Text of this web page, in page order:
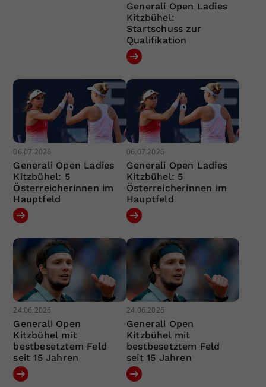
Generali Open Ladies
Kitzbühel:
Startschuss zur
Qualifikation
06.07.2026
Generali Open Ladies
Kitzbühel: 5
Österreicherinnen im
Hauptfeld
06.07.2026
Generali Open Ladies
Kitzbühel: 5
Österreicherinnen im
Hauptfeld
24.06.2026
Generali Open
Kitzbühel mit
bestbesetztem Feld
seit 15 Jahren
24.06.2026
Generali Open
Kitzbühel mit
bestbesetztem Feld
seit 15 Jahren